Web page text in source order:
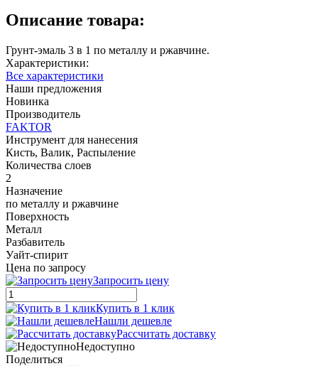
Описание товара:
Грунт-эмаль 3 в 1 по металлу и ржавчине.
Характеристики:
Все характеристики
Наши предложения
Новинка
Производитель
FAKTOR
Инструмент для нанесения
Кисть, Валик, Распыление
Количества слоев
2
Назначение
по металлу и ржавчине
Поверхность
Металл
Разбавитель
Уайт-спирит
Цена по запросу
Запросить цену
Купить в 1 клик
Нашли дешевле
Рассчитать доставку
Недоступно
Поделиться